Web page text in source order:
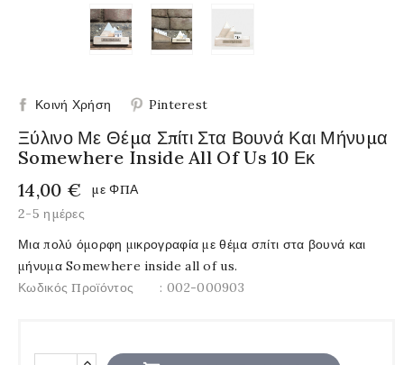
Κοινή Χρήση Pinterest
Ξύλινο Με Θέμα Σπίτι Στα Βουνά Και Μήνυμα
Somewhere Inside All Of Us 10 Εκ
14,00 €
με ΦΠΑ
2-5 ημέρες
Μια πολύ όμορφη μικρογραφία με θέμα σπίτι στα βουνά και
μήνυμα Somewhere inside all of us.
Κωδικός Προϊόντος
: 002-000903